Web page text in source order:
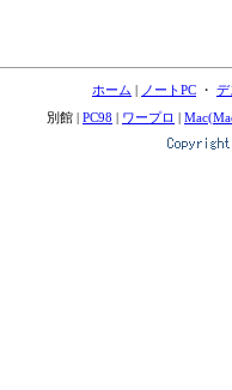
ホーム ノートPC ・ デ
別館 | PC98 ワープロ